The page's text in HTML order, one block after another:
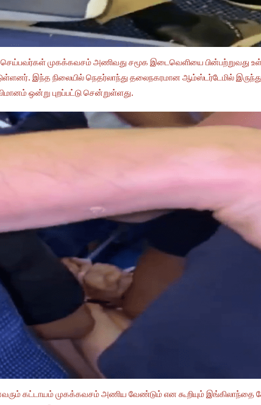
முகக்கவசம் அணிவது சமூக இடைவெளியை பின்பற்றுவது
இந்த நிலையில் நெதர்லாந்து தலைநகரமான ஆம்ஸ்டர்டேமில்
ஒன்று புறப்பட்டு சென்றுள்ளது.
கட்டாயம் முகக்கவசம் அணிய வேண்டும் என கூறியும் இங்கிலாந்தை